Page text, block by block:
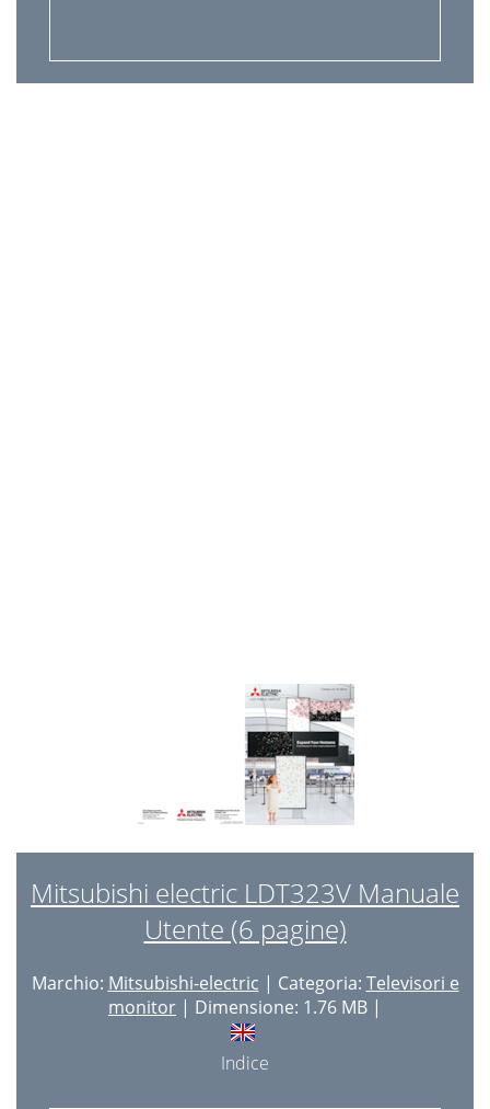
Mitsubishi electric LDT323V Manuale
Utente (6 pagine)
Marchio: Mitsubishi-electric | Categoria: Televisori e
monitor | Dimensione: 1.76 MB |
Indice